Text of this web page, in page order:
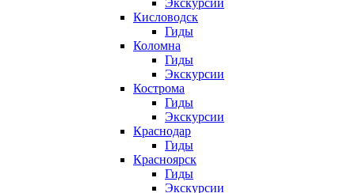
Экскурсии
Кисловодск
Гиды
Коломна
Гиды
Экскурсии
Кострома
Гиды
Экскурсии
Краснодар
Гиды
Красноярск
Гиды
Экскурсии